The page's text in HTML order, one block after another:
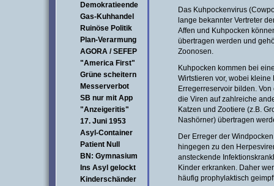
Demokratieende
Gas-Kuhhandel
Ruinöse Politik
Plan-Verarmung
AGORA / SEFEP
"America First"
Grüne scheitern
Messerverbot
SB nur mit App
"Anzeigeritis"
17. Juni 1953
Asyl-Container
Patient Null
BN: Gymnasium
Ins Asyl gelockt
Kinderschänder
Das Kuhpockenvirus
lange bekannter Vertreter
Affen und Kuhpocken
übertragen werden und
Zoonosen.
Kuhpocken kommen bei
Wirtstieren vor, wobei
Erregerreservoir bilden.
die Viren auf zahlreiche
Katzen und Zootiere (z.B.
Nashörner) übertragen
Der Erreger der
hingegen zu den
ansteckende
Kinder erkranken. Daher
häufig prophylaktisch